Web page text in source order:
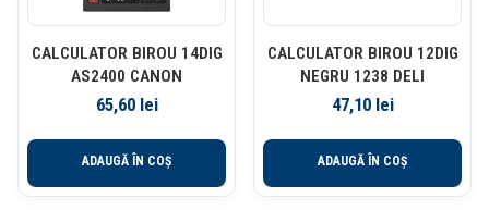
CALCULATOR BIROU 14DIG
AS2400 CANON
65,60 lei
ADAUGĂ ÎN COȘ
CALCULATOR BIROU 12DIG
NEGRU 1238 DELI
47,10 lei
ADAUGĂ ÎN COȘ